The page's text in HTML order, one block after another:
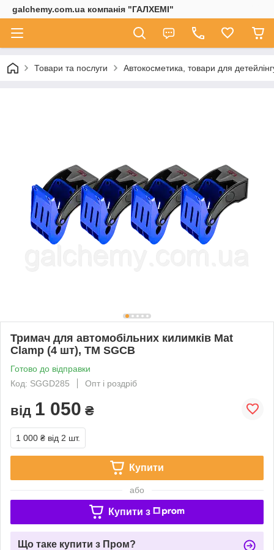
galchemy.com.ua компанія "ГАЛХЕМІ"
Товари та послуги Автокосметика, товари для
Тримач для автомобільних килимків Mat
Clamp (4 шт), ТМ SGCB
Готово до відправки
Код: SGGD285
Опт і роздріб
від 1 050 ₴
1 000 ₴ від 2 шт.
Купити
або
Купити з
Що таке купити з Пром?